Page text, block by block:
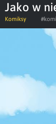
Jako w
Komiksy